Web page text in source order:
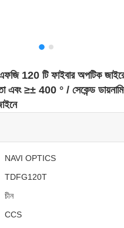
120 টি ফাইবার অপটিক
এবং ≥± 400 ° / সেকেন্ড
NAVI OPTICS
TDFG120T
চীন
CCS